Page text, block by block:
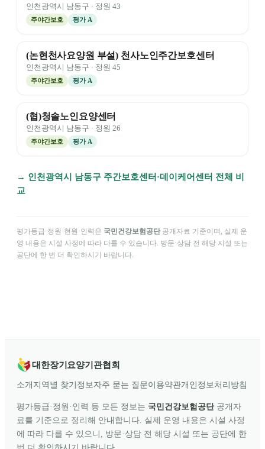
인천광역시 남동구 · 정원 43
주야간보호 평가 A
(논현천사요양원 부설) 천사노인주간보호센터
인천광역시 남동구 · 정원 45
주야간보호 평가 A
(협)청솔노인요양센터
인천광역시 남동구 · 정원 26
주야간보호 평가 A
→ 인천광역시 남동구 주간보호센터·데이케어센터 전체 비
교
평가등급·정원·현원·인력은 국민건강보험공단 공개자료 기준이며, 실제 운
영 내용은 시설 사정에 따라 다를 수 있습니다. 방문·상담 전 해당 시설 또는
공단에 한 번 더 확인하시기 바랍니다.
대한장기요양기관협회
소개 지역별 찾기 정보자주 묻는 질문이용약관개인정보처리방침
평가등급·정원·인력 등 모든 정보는 국민건강보험공단공개자
료를 기준으로 정리해 안내합니다. 실제 운영 내용은 시설 사정
에 따라 다를 수 있으니, 방문·상담 전 해당 시설 또는 공단에 한